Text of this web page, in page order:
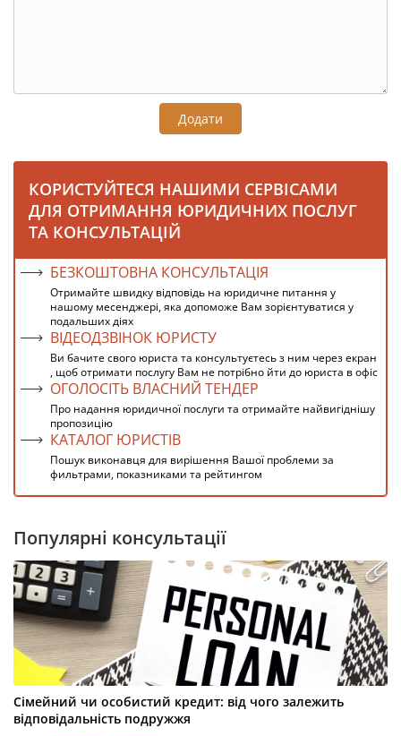
Додати
КОРИСТУЙТЕСЯ НАШИМИ СЕРВІСАМИ
ДЛЯ ОТРИМАННЯ ЮРИДИЧНИХ ПОСЛУГ
ТА КОНСУЛЬТАЦІЙ
БЕЗКОШТОВНА КОНСУЛЬТАЦІЯ
Отримайте швидку відповідь на юридичне питання у
нашому месенджері, яка допоможе Вам зорієнтуватися у
подальших діях
ВІДЕОДЗВІНОК ЮРИСТУ
Ви бачите свого юриста та консультуєтесь з ним через екран
, щоб отримати послугу Вам не потрібно йти до юриста в офіс
ОГОЛОСІТЬ ВЛАСНИЙ ТЕНДЕР
Про надання юридичної послуги та отримайте найвигіднішу
пропозицію
КАТАЛОГ ЮРИСТІВ
Пошук виконавця для вирішення Вашої проблеми за
фильтрами, показниками та рейтингом
Популярні консультації
Сімейний чи особистий кредит: від чого залежить
відповідальність подружжя